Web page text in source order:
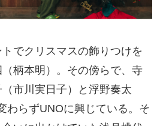
トでクリスマスの飾りつけを
柄本明）。その傍らで、寺
市川実日子）と浮野奏太
わらずUNOに興じている。そ